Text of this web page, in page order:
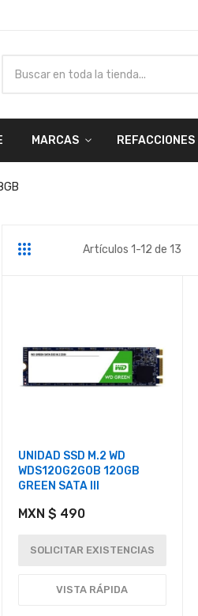
MARCAS REFACCIONES
Parrilla Artículos 1-12 de 13
UNIDAD SSD M.2 WD
WDS120G2G0B 120GB
GREEN SATA III
MXN $ 490
SOLICITAR EXISTENCIAS
VISTA RÁPIDA